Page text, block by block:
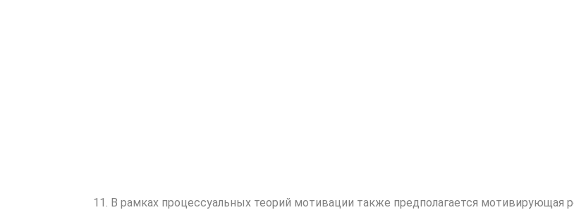
11. В рамках процессуальных теорий мотивации также предполагается мотивирующая